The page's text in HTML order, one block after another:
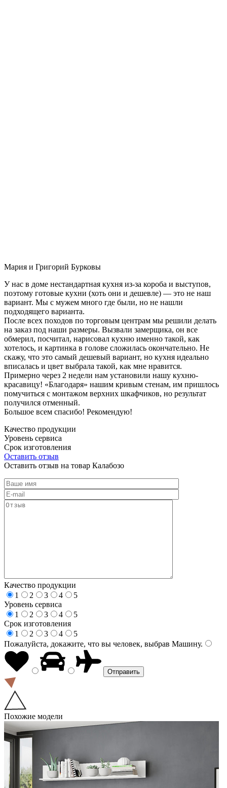
Мария и Григорий Бурковы
У нас в доме нестандартная кухня из-за короба и выступов,
поэтому готовые кухни (хоть они и дешевле) — это не наш
вариант. Мы с мужем много где были, но не нашли
подходящего варианта.
После всех походов по торговым центрам мы решили делать
на заказ под наши размеры. Вызвали замерщика, он все
обмерил, посчитал, нарисовал кухню именно такой, как
хотелось, и картинка в голове сложилась окончательно. Не
скажу, что это самый дешевый вариант, но кухня идеально
вписалась и цвет выбрала такой, как мне нравится.
Примерно через 2 недели нам установили нашу кухню-
красавицу! «Благодаря» нашим кривым стенам, им пришлось
помучиться с монтажом верхних шкафчиков, но результат
получился отменный.
Большое всем спасибо! Рекомендую!
Качество продукции
Уровень сервиса
Срок изготовления
Оставить отзыв
Оставить отзыв на товар Калабозо
Качество продукции
1
2 3 4
5
Уровень сервиса
1
2 3 4
5
Срок изготовления
1
2 3 4
5
Пожалуйста, докажите, что вы человек, выбрав Машину.
Похожие модели